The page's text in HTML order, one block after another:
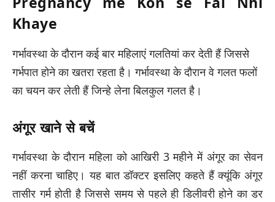
Khaye
गर्भावस्था के दौरान कई बार महिलाएं गलतियां कर देती हैं जिससे
गर्भपात होने का खतरा रहता है। गर्भावस्था के दौरान वे गलत फलों
का चयन कर लेती हैं जिन्हे लेना बिलकुल गलत है।
अंगूर खाने से बचें
गर्भावस्था के दौरान महिला को आखिरी 3 महीने में अंगूर का सेवन
नहीं करना चाहिए। यह बात डॉक्टर इसलिए कहते हैं क्यूंकि अंगूर
तासीर गर्म होती है जिससे समय से पहले ही डिलीवरी होने का डर